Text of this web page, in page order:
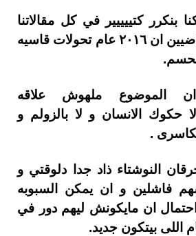
كتييييير في كل مقالاتنا
طوال العامين الماضيين ان ٢٠١٦ عام تحولات قاسيه
ملهوش علاقه
الانسان و لا بالزولم و
.
ذاد جدا دلوقتي و
و ان يمكن السبوبه
ان مايكونش ليهم دور في
بيتكون جديد.